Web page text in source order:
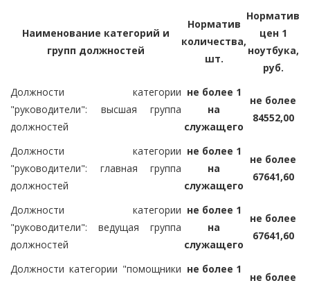
Наименование категорий и
групп должностей
Норматив
количества,
шт.
Норматив
цен 1
ноутбука,
руб.
Должности категории
"руководители": высшая группа
должностей
не более 1
на
служащего
не более
84552,00
Должности категории
"руководители": главная группа
должностей
не более 1
на
служащего
не более
67641,60
Должности категории
"руководители": ведущая группа
должностей
не более 1
на
служащего
не более
67641,60
Должности категории "помощники не более 1
не более